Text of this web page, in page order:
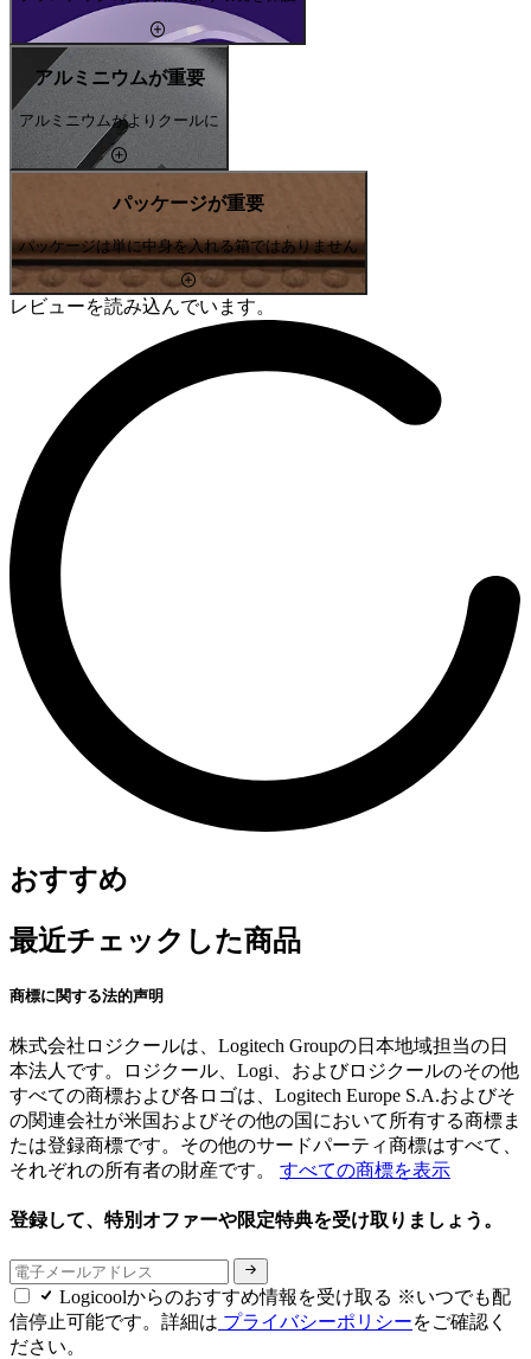
アルミニウムが重要
アルミニウムがよりクールに
パッケージが重要
パッケージは単に中身を入れる箱ではありません
レビューを読み込んでいます。
おすすめ
最近チェックした商品
商標に関する法的声明
株式会社ロジクールは、Logitech Groupの日本地域担当の日
本法人です。ロジクール、Logi、およびロジクールのその他
すべての商標および各ロゴは、Logitech Europe S.A.およびそ
の関連会社が米国およびその他の国において所有する商標ま
たは登録商標です。その他のサードパーティ商標はすべて、
それぞれの所有者の財産です。 すべての商標を表示
登録して、特別オファーや限定特典を受け取りましょう。
Logicoolからのおすすめ情報を受け取る ※いつでも配
信停止可能です。詳細は プライバシーポリシーをご確認く
ださい。